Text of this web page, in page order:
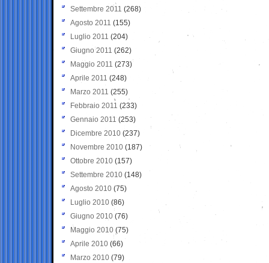
Settembre 2011 (268)
Agosto 2011 (155)
Luglio 2011 (204)
Giugno 2011 (262)
Maggio 2011 (273)
Aprile 2011 (248)
Marzo 2011 (255)
Febbraio 2011 (233)
Gennaio 2011 (253)
Dicembre 2010 (237)
Novembre 2010 (187)
Ottobre 2010 (157)
Settembre 2010 (148)
Agosto 2010 (75)
Luglio 2010 (86)
Giugno 2010 (76)
Maggio 2010 (75)
Aprile 2010 (66)
Marzo 2010 (79)